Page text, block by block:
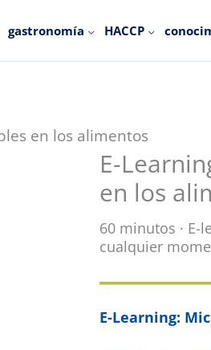
gastronomía HACCP
en los alimentos
E-
en los
60 minutos · E-
cualquier
E-Learning:
E-
Learning:
cantidad